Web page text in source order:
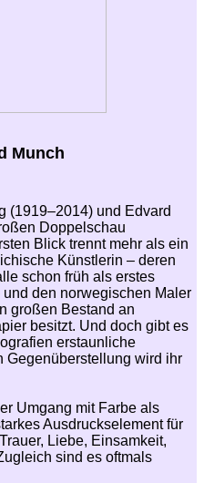
Munch
(1919–2014) und Edvard
Doppelschau
Blick trennt mehr als ein
Künstlerin – deren
schon früh als erstes
den norwegischen Maler
großen Bestand an
besitzt. Und doch gibt es
erstaunliche
Gegenüberstellung wird ihr
Umgang mit Farbe als
Ausdruckselement für
Liebe, Einsamkeit,
sind es oftmals